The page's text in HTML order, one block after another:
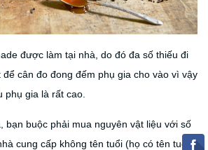
được làm tại nhà, do đó đa số thiếu đi
cân đo đong đếm phụ gia cho vào vì vậy
phụ gia là rất cao.
bạn buộc phải mua nguyên vật liệu với số
cung cấp không tên tuổi (họ có tên tuổi